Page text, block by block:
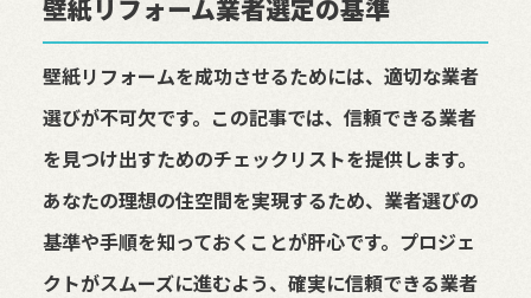
壁紙リフォーム業者選定の基準
壁紙リフォームを成功させるためには、適切な業者
選びが不可欠です。この記事では、信頼できる業者
を見つけ出すためのチェックリストを提供します。
あなたの理想の住空間を実現するため、業者選びの
基準や手順を知っておくことが肝心です。プロジェ
クトがスムーズに進むよう、確実に信頼できる業者